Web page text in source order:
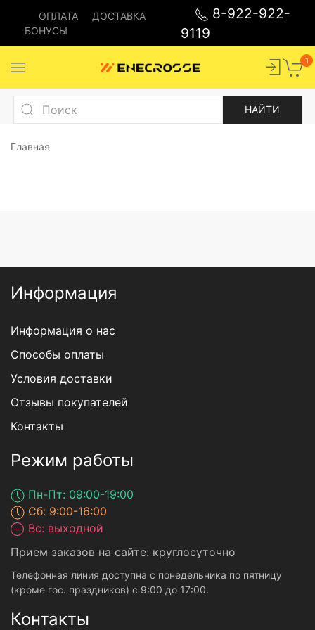
ОПЛАТА
ДОСТАВКА
БОНУСЫ
8-922-922-
9119
1
Главная
Информация
Информация о нас
Способы оплаты
Условия доставки
Отзывы покупателей
Контакты
Режим работы
Пн-Пт: 09:00-19:00
Сб: 9:00-16:00
Вс: выходной
Прием заказов на сайте: круглосуточно
Телефонная линия доступна с понедельника по пятницу
(кроме гос. праздников) с 9:00 до 17:00.
Контакты